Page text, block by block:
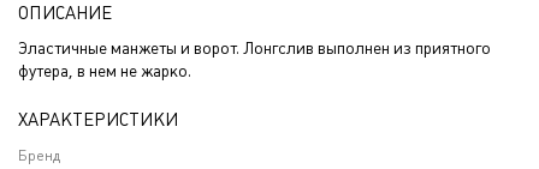
ОПИСАНИЕ
Эластичные манжеты и ворот. Лонгслив выполнен из приятного
футера, в нем не жарко.
ХАРАКТЕРИСТИКИ
Бренд